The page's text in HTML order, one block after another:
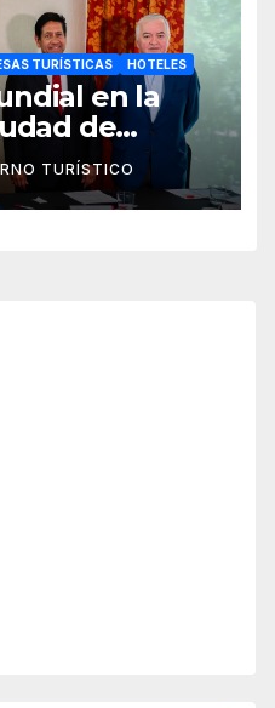
TURÍSTICAS HOTELES
en la
de
y
TURÍSTICO